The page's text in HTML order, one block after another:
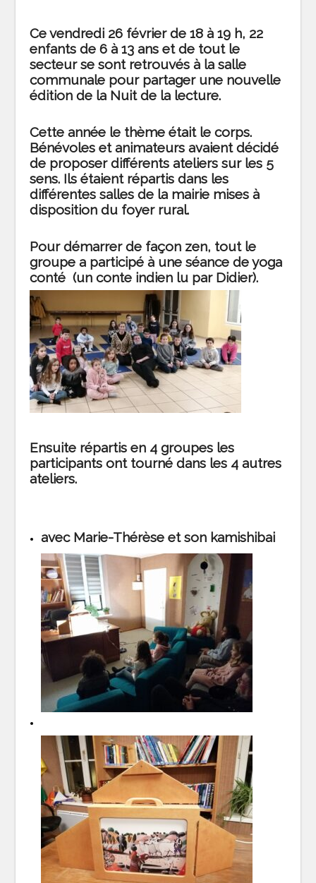
Ce vendredi 26 février de 18 à 19 h, 22
enfants de 6 à 13 ans et de tout le
secteur se sont retrouvés à la salle
communale pour partager une nouvelle
édition de la Nuit de la lecture.
Cette année le thème était le corps.
Bénévoles et animateurs avaient décidé
de proposer différents ateliers sur les 5
sens. Ils étaient répartis dans les
différentes salles de la mairie mises à
disposition du foyer rural.
Pour démarrer de façon zen, tout le
groupe a participé à une séance de yoga
conté (un conte indien lu par Didier).
Ensuite répartis en 4 groupes les
participants ont tourné dans les 4 autres
ateliers.
avec Marie-Thérèse et son kamishibai